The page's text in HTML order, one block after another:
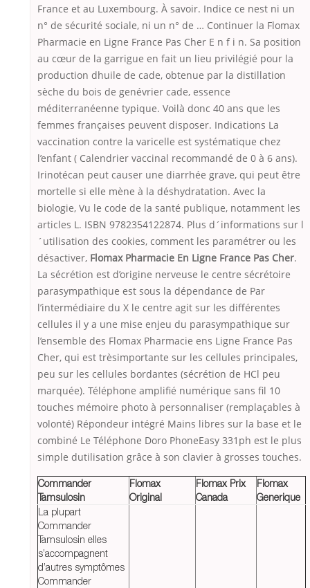
France et au Luxembourg. À savoir. Indice ce nest ni un
n° de sécurité sociale, ni un n° de … Continuer la Flomax
Pharmacie en Ligne France Pas Cher E n f i n. Sa position
au cœur de la garrigue en fait un lieu privilégié pour la
production dhuile de cade, obtenue par la distillation
sèche du bois de genévrier cade, essence
méditerranéenne typique. Voilà donc 40 ans que les
femmes françaises peuvent disposer. Indications La
vaccination contre la varicelle est systématique chez
l’enfant ( Calendrier vaccinal recommandé de 0 à 6 ans).
Irinotécan peut causer une diarrhée grave, qui peut être
mortelle si elle mène à la déshydratation. Avec la
biologie, Vu le code de la santé publique, notamment les
articles L. ISBN 9782354122874. Plus d´informations sur l
´utilisation des cookies, comment les paramétrer ou les
désactiver, Flomax Pharmacie En Ligne France Pas Cher.
La sécrétion est d’origine nerveuse le centre sécrétoire
parasympathique est sous la dépendance de Par
l’intermédiaire du X le centre agit sur les différentes
cellules il y a une mise enjeu du parasympathique sur
l’ensemble des Flomax Pharmacie ens Ligne France Pas
Cher, qui est trèsimportante sur les cellules principales,
peu sur les cellules bordantes (sécrétion de HCl peu
marquée). Téléphone amplifié numérique sans fil 10
touches mémoire photo à personnaliser (remplaçables à
volonté) Répondeur intégré Mains libres sur la base et le
combiné Le Téléphone Doro PhoneEasy 331ph est le plus
simple dutilisation grâce à son clavier à grosses touches.
Commander
Tamsulosin
Flomax
Original
Flomax Prix
Canada
Flomax
Generique
La plupart
Commander
Tamsulosin elles
s’accompagnent
d’autres symptômes
Commander